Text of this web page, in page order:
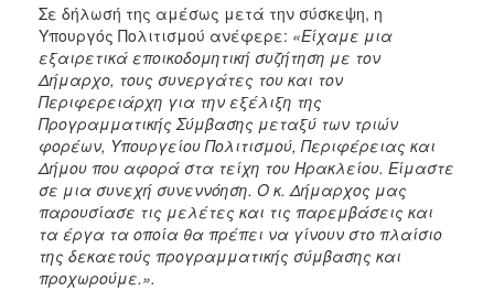
Σε δήλωσή της αμέσως μετά την σύσκεψη, η
Υπουργός Πολιτισμού ανέφερε: «Είχαμε μια
εξαιρετικά εποικοδομητική συζήτηση με τον
Δήμαρχο, τους συνεργάτες του και τον
Περιφερειάρχη για την εξέλιξη της
Προγραμματικής Σύμβασης μεταξύ των τριών
φορέων, Υπουργείου Πολιτισμού, Περιφέρειας και
Δήμου που αφορά στα τείχη του Ηρακλείου. Είμαστε
σε μια συνεχή συνεννόηση. Ο κ. Δήμαρχος μας
παρουσίασε τις μελέτες και τις παρεμβάσεις και
τα έργα τα οποία θα πρέπει να γίνουν στο πλαίσιο
της δεκαετούς προγραμματικής σύμβασης και
προχωρούμε.».